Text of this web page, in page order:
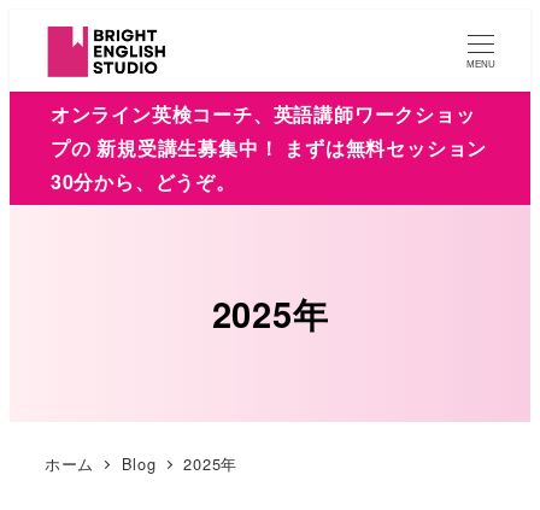
MENU
オンライン英検コーチ、英語講師ワークショッ
プの 新規受講生募集中！ まずは無料セッション
30分から、どうぞ。
2025年
ホーム Blog 2025年